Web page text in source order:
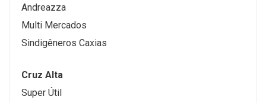
Andreazza
Multi Mercados
Sindigêneros Caxias
Cruz Alta
Super Útil